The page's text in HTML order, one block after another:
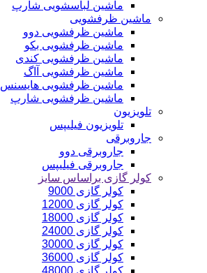
ماشین لباسشویی شارپ
ماشین ظرفشویی
ماشین ظرفشویی دوو
ماشین ظرفشویی بکو
ماشین ظرفشویی کندی
ماشین ظرفشویی آاگ
ماشین ظرفشویی هایسنس
ماشین ظرفشویی شارپ
تلویزیون
تلویزیون فیلیپس
جاروبرقی
جاروبرقی دوو
جاروبرقی فیلیپس
کولر گازی براساس سایز
کولر گازی 9000
کولر گازی 12000
کولر گازی 18000
کولر گازی 24000
کولر گازی 30000
کولر گازی 36000
کولر گازی 48000